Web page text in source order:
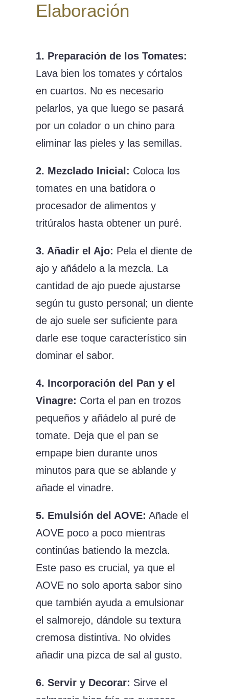
Elaboración
1. Preparación de los Tomates:
Lava bien los tomates y córtalos
en cuartos. No es necesario
pelarlos, ya que luego se pasará
por un colador o un chino para
eliminar las pieles y las semillas.
2. Mezclado Inicial: Coloca los
tomates en una batidora o
procesador de alimentos y
tritúralos hasta obtener un puré.
3. Añadir el Ajo: Pela el diente de
ajo y añádelo a la mezcla. La
cantidad de ajo puede ajustarse
según tu gusto personal; un diente
de ajo suele ser suficiente para
darle ese toque característico sin
dominar el sabor.
4. Incorporación del Pan y el
Vinagre: Corta el pan en trozos
pequeños y añádelo al puré de
tomate. Deja que el pan se
empape bien durante unos
minutos para que se ablande y
añade el vinadre.
5. Emulsión del AOVE: Añade el
AOVE poco a poco mientras
continúas batiendo la mezcla.
Este paso es crucial, ya que el
AOVE no solo aporta sabor sino
que también ayuda a emulsionar
el salmorejo, dándole su textura
cremosa distintiva. No olvides
añadir una pizca de sal al gusto.
6. Servir y Decorar: Sirve el